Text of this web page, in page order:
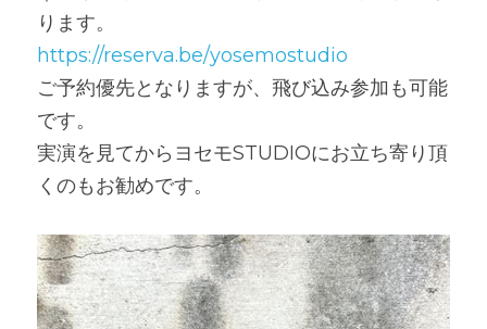
ります。
https://reserva.be/yosemostudio
ご予約優先となりますが、飛び込み参加も可能
です。
実演を見てからヨセモSTUDIOにお立ち寄り頂
くのもお勧めです。